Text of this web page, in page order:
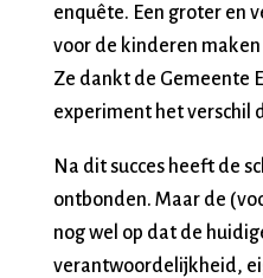
enquête. Een groter en
voor de kinderen
Ze dankt de Gemeente
experiment het verschil
Na dit succes heeft de
ontbonden. Maar de
nog wel op dat de
verantwoordelijkheid,